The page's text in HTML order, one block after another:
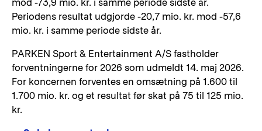
mod -73,9 mio. kr. i samme periode sidste år.
Periodens resultat udgjorde -20,7 mio. kr. mod -57,6
mio. kr. i samme periode sidste år.
PARKEN Sport & Entertainment A/S fastholder
forventningerne for 2026 som udmeldt 14. maj 2026.
For koncernen forventes en omsætning på 1.600 til
1.700 mio. kr. og et resultat før skat på 75 til 125 mio.
kr.